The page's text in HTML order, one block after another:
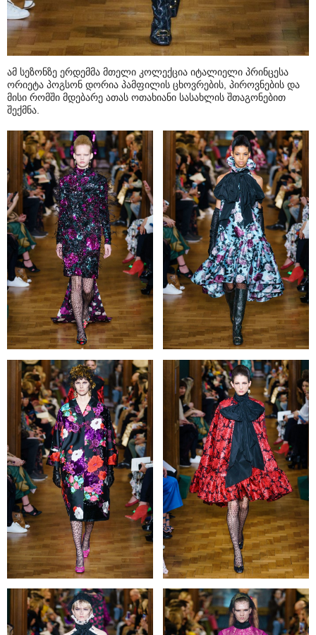
ამ სეზონზე ერდემმა მთელი კოლექცია იტალიელი პრინცესა
ორიეტა პოგსონ დორია პამფილის ცხოვრების, პიროვნების და
მისი რომში მდებარე ათას ოთახიანი სასახლის შთაგონებით
შექმნა.